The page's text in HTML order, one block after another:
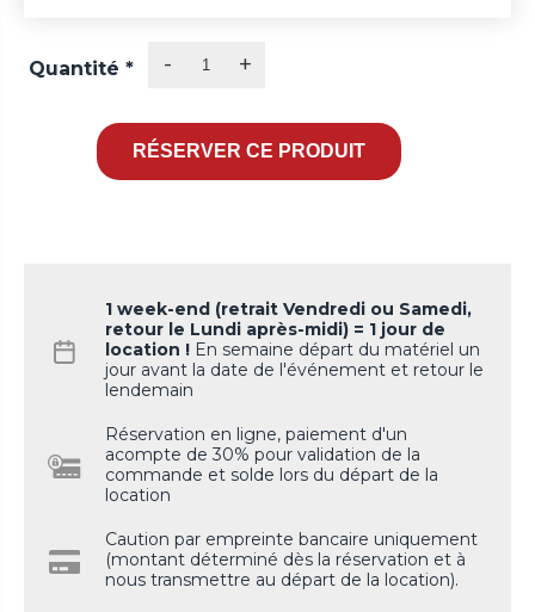
Quantité * - +
1 week-end (retrait Vendredi ou Samedi,
retour le Lundi après-midi) = 1 jour de
location ! En semaine départ du matériel un
jour avant la date de l'événement et retour le
lendemain
Réservation en ligne, paiement d'un
acompte de 30% pour validation de la
commande et solde lors du départ de la
location
Caution par empreinte bancaire uniquement
(montant déterminé dès la réservation et à
nous transmettre au départ de la location).